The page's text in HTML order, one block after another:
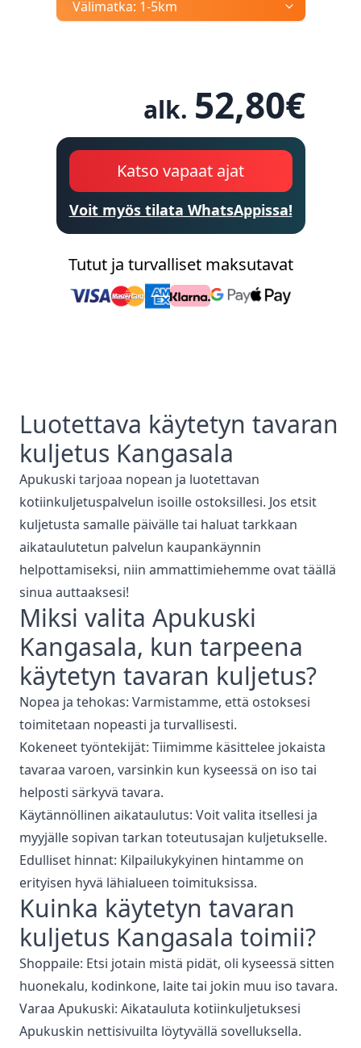
Välimatka: 1-5km
alk. 52,80€
Katso vapaat ajat
Voit myös tilata WhatsAppissa!
Tutut ja turvalliset maksutavat
Luotettava käytetyn tavaran
kuljetus Kangasala
Apukuski tarjoaa nopean ja luotettavan
kotiinkuljetuspalvelun isoille ostoksillesi. Jos etsit
kuljetusta samalle päivälle tai haluat tarkkaan
aikataulutetun palvelun kaupankäynnin
helpottamiseksi, niin ammattimiehemme ovat täällä
sinua auttaaksesi!
Miksi valita Apukuski
Kangasala, kun tarpeena
käytetyn tavaran kuljetus?
Nopea ja tehokas: Varmistamme, että ostoksesi
toimitetaan nopeasti ja turvallisesti.
Kokeneet työntekijät: Tiimimme käsittelee jokaista
tavaraa varoen, varsinkin kun kyseessä on iso tai
helposti särkyvä tavara.
Käytännöllinen aikataulutus: Voit valita itsellesi ja
myyjälle sopivan tarkan toteutusajan kuljetukselle.
Edulliset hinnat: Kilpailukykyinen hintamme on
erityisen hyvä lähialueen toimituksissa.
Kuinka käytetyn tavaran
kuljetus Kangasala toimii?
Shoppaile: Etsi jotain mistä pidät, oli kyseessä sitten
huonekalu, kodinkone, laite tai jokin muu iso tavara.
Varaa Apukuski: Aikatauluta kotiinkuljetuksesi
Apukuskin nettisivuilta löytyvällä sovelluksella.